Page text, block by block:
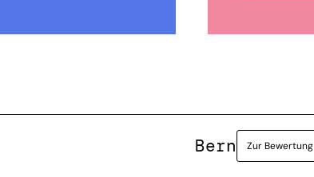
Bern Zur Bewertung